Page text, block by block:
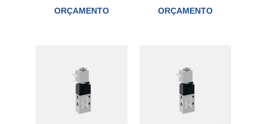
ORÇAMENTO ORÇAMENTO